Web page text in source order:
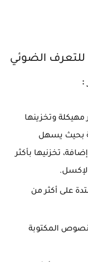
ما هي مميزات AlgoDocs للتعرف الضوئي
مهيكلة وتخزينها
بحيث يسهل
تخزنيها بأكثر
على أكثر من
المكتوبة